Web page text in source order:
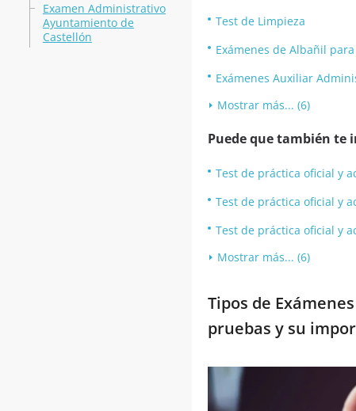
Examen Administrativo
Ayuntamiento de
Castellón
Test de Limpieza
Exámenes de Albañil
Exámenes Auxiliar
Mostrar más... (6)
Puede que también te
Test de práctica oficial y
Test de práctica oficial y
Test de práctica oficial y
Mostrar más... (6)
Tipos de
pruebas y su